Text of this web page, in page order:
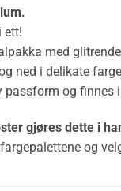
ett!
med
ned i delikate
passform og finnes
gjøres dette i
og